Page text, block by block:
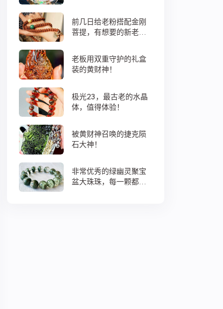
前几日给老粉搭配金刚
菩提，有想要的新老
老板用双重守护的礼盒
装的黄财神！
极光23，最古老的水晶
体，值得体验！
被黄财神召唤的捷克陨
石大神！
非常优秀的绿幽灵聚宝
盆大珠珠，每一颗都蕴